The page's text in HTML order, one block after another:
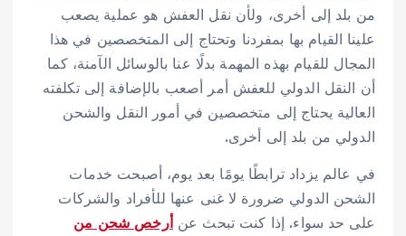
من بلد إلى أخرى، ولأن نقل العفش هو عملية يصعب
علينا القيام بها بمفردنا وتحتاج إلى المتخصصين في هذا
المجال للقيام بهذه المهمة بدلًا عنا بالوسائل الآمنة، كما
أن النقل الدولي للعفش أمر أصعب بالإضافة إلى تكلفته
العالية يحتاج إلى متخصصين في أمور النقل والشحن
الدولي من بلد إلى أخرى.
في عالم يزداد ترابطًا يومًا بعد يوم، أصبحت خدمات
الشحن الدولي ضرورة لا غنى عنها للأفراد والشركات
على حد سواء. إذا كنت تبحث عنأرخص شحن من